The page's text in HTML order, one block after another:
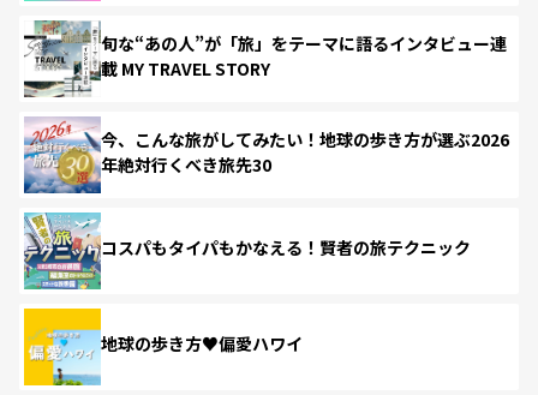
旬な“あの人”が「旅」をテーマに語るインタビュー連
載 MY TRAVEL STORY
今、こんな旅がしてみたい！地球の歩き方が選ぶ2026
年絶対行くべき旅先30
コスパもタイパもかなえる！賢者の旅テクニック
地球の歩き方♥偏愛ハワイ